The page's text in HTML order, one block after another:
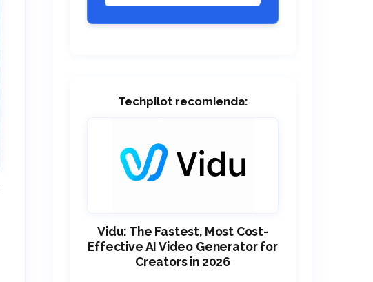
Techpilot recomienda:
Vidu: The Fastest, Most Cost-
Effective AI Video Generator for
Creators in 2026